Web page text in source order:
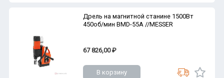
Дрель на магнитной станине 1500Вт
450об/мин ВMD-55А //MESSER
67 826,00 ₽
В корзину